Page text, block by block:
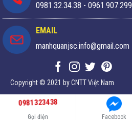
0981.32.34.38 - 0961.907.299
EMAIL
manhquanjsc.info@gmail.com
Copyright © 2021 by CNTT Việt Nam
0981323438
Gọi điện Facebook